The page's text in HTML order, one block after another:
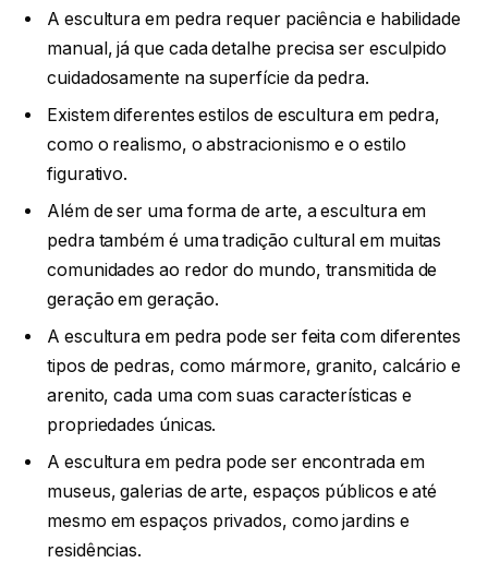
A escultura em pedra requer paciência e habilidade
manual, já que cada detalhe precisa ser esculpido
cuidadosamente na superfície da pedra.
Existem diferentes estilos de escultura em pedra,
como o realismo, o abstracionismo e o estilo
figurativo.
Além de ser uma forma de arte, a escultura em
pedra também é uma tradição cultural em muitas
comunidades ao redor do mundo, transmitida de
geração em geração.
A escultura em pedra pode ser feita com diferentes
tipos de pedras, como mármore, granito, calcário e
arenito, cada uma com suas características e
propriedades únicas.
A escultura em pedra pode ser encontrada em
museus, galerias de arte, espaços públicos e até
mesmo em espaços privados, como jardins e
residências.